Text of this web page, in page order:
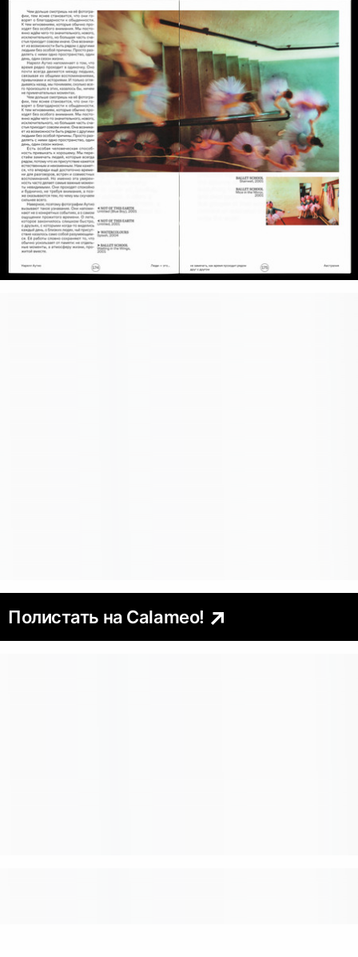
Полистать на Calameo!